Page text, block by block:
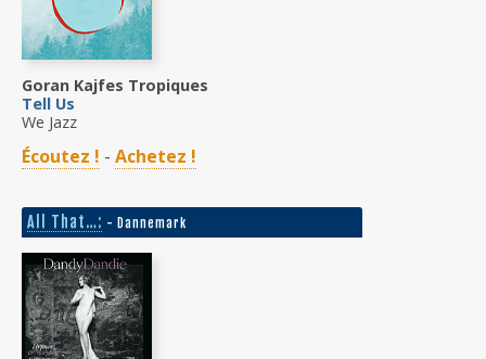
Goran Kajfes Tropiques
Tell Us
We Jazz
Écoutez ! - Achetez !
All That…: - Dannemark